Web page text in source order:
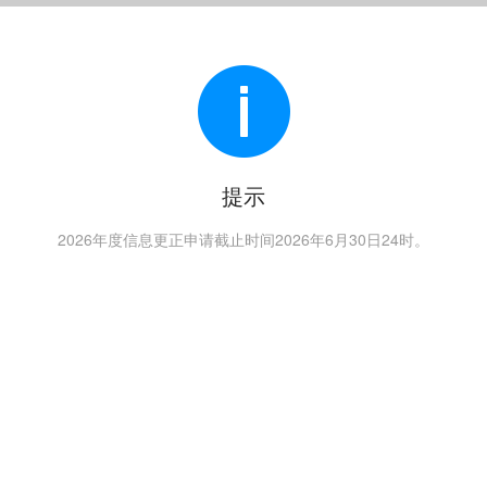
提示
2026年度信息更正申请截止时间2026年6月30日24时。